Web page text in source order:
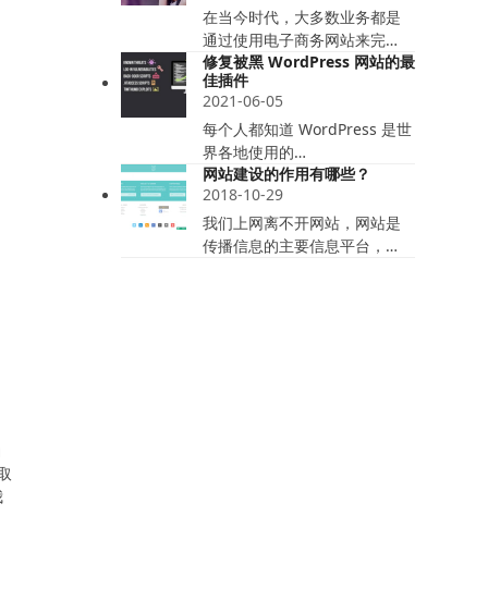
在当今时代，大多数业务都是
通过使用电子商务网站来完…
修复被黑 WordPress 网站的最
佳插件
2021-06-05
每个人都知道 WordPress 是世
界各地使用的…
网站建设的作用有哪些？
2018-10-29
我们上网离不开网站，网站是
传播信息的主要信息平台，…